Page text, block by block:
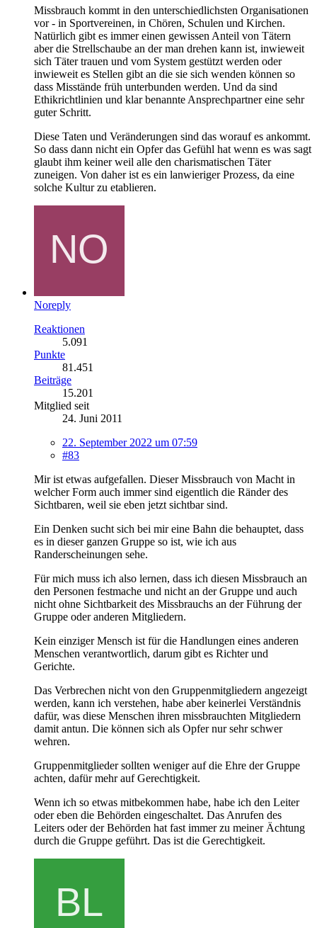
Missbrauch kommt in den unterschiedlichsten Organisationen
vor - in Sportvereinen, in Chören, Schulen und Kirchen.
Natürlich gibt es immer einen gewissen Anteil von Tätern
aber die Strellschaube an der man drehen kann ist, inwieweit
sich Täter trauen und vom System gestützt werden oder
inwieweit es Stellen gibt an die sie sich wenden können so
dass Misstände früh unterbunden werden. Und da sind
Ethikrichtlinien und klar benannte Ansprechpartner eine sehr
guter Schritt.
Diese Taten und Veränderungen sind das worauf es ankommt.
So dass dann nicht ein Opfer das Gefühl hat wenn es was sagt
glaubt ihm keiner weil alle den charismatischen Täter
zuneigen. Von daher ist es ein lanwieriger Prozess, da eine
solche Kultur zu etablieren.
Noreply
Reaktionen
5.091
Punkte
81.451
Beiträge
15.201
Mitglied seit
24. Juni 2011
22. September 2022 um 07:59
#83
Mir ist etwas aufgefallen. Dieser Missbrauch von Macht in
welcher Form auch immer sind eigentlich die Ränder des
Sichtbaren, weil sie eben jetzt sichtbar sind.
Ein Denken sucht sich bei mir eine Bahn die behauptet, dass
es in dieser ganzen Gruppe so ist, wie ich aus
Randerscheinungen sehe.
Für mich muss ich also lernen, dass ich diesen Missbrauch an
den Personen festmache und nicht an der Gruppe und auch
nicht ohne Sichtbarkeit des Missbrauchs an der Führung der
Gruppe oder anderen Mitgliedern.
Kein einziger Mensch ist für die Handlungen eines anderen
Menschen verantwortlich, darum gibt es Richter und
Gerichte.
Das Verbrechen nicht von den Gruppenmitgliedern angezeigt
werden, kann ich verstehen, habe aber keinerlei Verständnis
dafür, was diese Menschen ihren missbrauchten Mitgliedern
damit antun. Die können sich als Opfer nur sehr schwer
wehren.
Gruppenmitglieder sollten weniger auf die Ehre der Gruppe
achten, dafür mehr auf Gerechtigkeit.
Wenn ich so etwas mitbekommen habe, habe ich den Leiter
oder eben die Behörden eingeschaltet. Das Anrufen des
Leiters oder der Behörden hat fast immer zu meiner Ächtung
durch die Gruppe geführt. Das ist die Gerechtigkeit.